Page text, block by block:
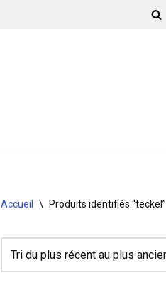
Accueil \ Produits identifiés “teckel”